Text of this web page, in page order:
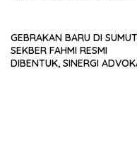
GEBRAKAN BARU DI
SEKBER FAHMI RESMI
DIBENTUK, SINERGI